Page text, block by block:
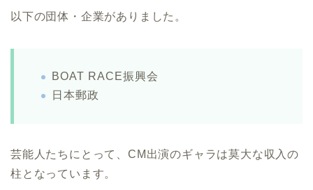
以下の団体・企業がありました。
BOAT RACE振興会
日本郵政
芸能人たちにとって、CM出演のギャラは莫大な収入の
柱となっています。